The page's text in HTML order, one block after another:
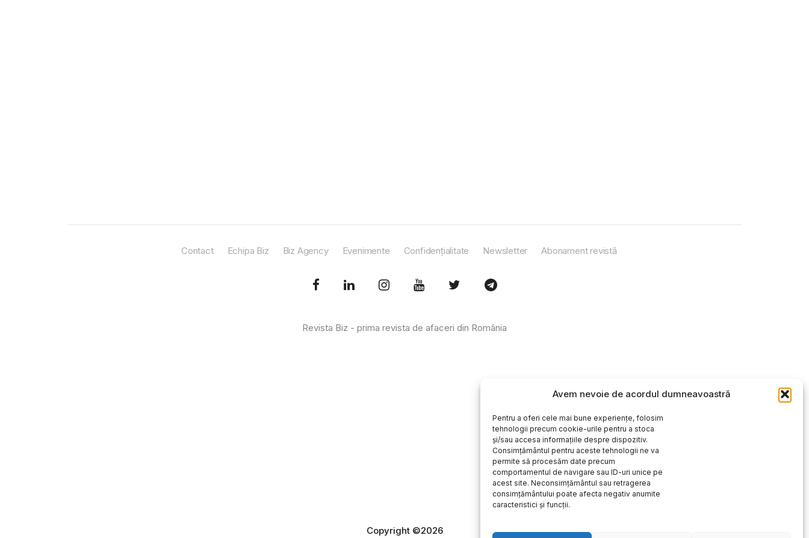
Avem nevoie de acordul dumneavoastră
Pentru a oferi cele mai bune experiențe, folosim
tehnologii precum cookie-urile pentru a stoca
și/sau accesa informațiile despre dispozitiv.
Consimțământul pentru aceste tehnologii ne va
permite să procesăm date precum
comportamentul de navigare sau ID-uri unice pe
acest site. Neconsimțământul sau retragerea
consimțământului poate afecta negativ anumite
caracteristici și funcții.
Contact Echipa Biz Biz Agency Evenimente Confidențialitate Newsletter Abonament revistă
Revista Biz - prima revista de afaceri din România
Copyright ©2026